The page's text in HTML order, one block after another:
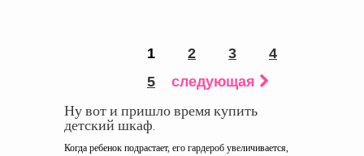
1 2 3
4
5
следующая
Ну вот и пришло время купить
детский шкаф.
Когда ребенок подрастает, его гардероб увеличивается,